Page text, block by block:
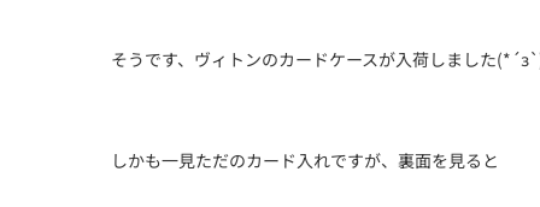
そうです、ヴィトンのカードケースが入荷しました
しかも一見ただのカード入れですが、裏面を見ると